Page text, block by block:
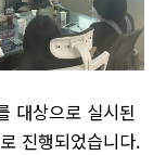
대상으로 실시된
진행되었습니다.